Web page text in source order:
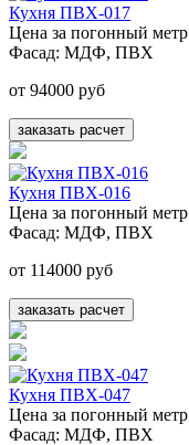
Кухня ПВХ-017
Цена за погонный
Фасад: МДФ, ПВХ
от 94000 руб
заказать расчет
Кухня ПВХ-016
Цена за погонный
Фасад: МДФ, ПВХ
от 114000 руб
заказать расчет
Кухня ПВХ-047
Цена за погонный
Фасад: МДФ, ПВХ